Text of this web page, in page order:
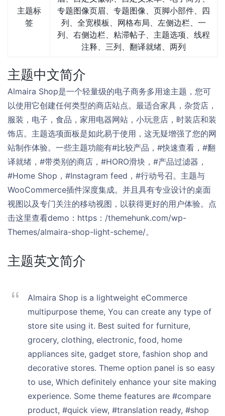
主题标
签
专题图像页眉、专题图像、页脚小部件、四
列、全宽模板、网格布局、左侧边栏、一
列、右侧边栏、粘滞帖子、主题选项、线程
注释、三列、翻译就绪、两列
主题中文简介
Almaira Shop是一个轻量级的电子商务多用途主题，您可
以使用它创建任何类型的商店站点。最适合家具，杂货店，
服装，电子，食品，家用电器网站，小玩意店，时装店和装
饰店。主题选项面板是如此易于使用，这无疑增强了您的网
站制作体验。一些主题功能有#比较产品，#快速查看，#翻
译就绪，#带类别的商店，#HORO滑块，#产品过滤器，
#Home Shop，#Instagram feed，#行动号召。主题与
WooCommerce插件深度集成。并且具有专业设计的桌面
视图以及专门关注的移动视图，以获得更好的用户体验。点
击这里查看demo：https：/themehunk.com/wp-
Themes/almaira-shop-light-scheme/。
主题英文简介
Almaira Shop is a lightweight eCommerce
multipurpose theme, You can create any type of
store site using it. Best suited for furniture,
grocery, clothing, electronic, food, home
appliances site, gadget store, fashion shop and
decorative stores. Theme option panel is so easy
to use, Which definitely enhance your site making
experience. Some theme features are #compare
product, #quick view, #translation ready, #shop